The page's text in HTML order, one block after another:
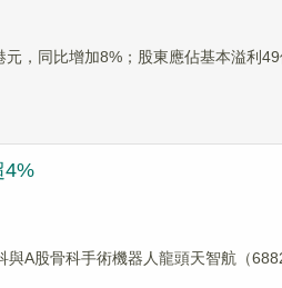
，同比增加8%；股東應佔基本溢利49
4%
A股骨科手術機器人龍頭天智航（